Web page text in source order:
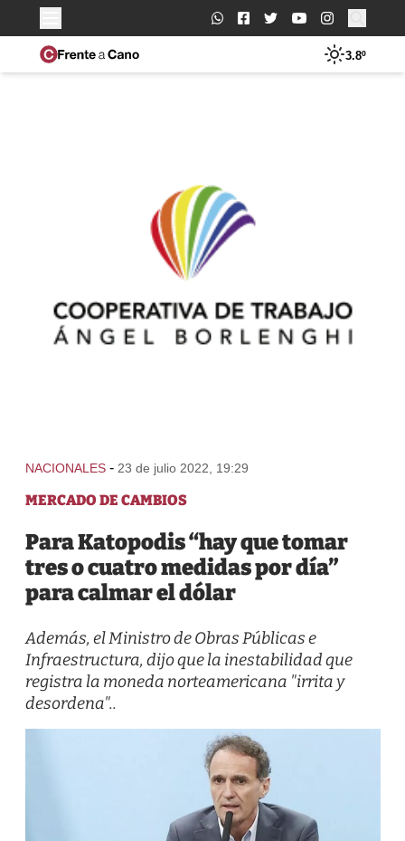
Buscar:
3.8º
NACIONALES - 23 de julio 2022, 19:29
MERCADO DE CAMBIOS
Para Katopodis “hay que tomar
tres o cuatro medidas por día”
para calmar el dólar
Además, el Ministro de Obras Públicas e
Infraestructura, dijo que la inestabilidad que
registra la moneda norteamericana "irrita y
desordena"..